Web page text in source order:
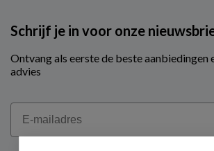
Schrijf je in voor onze
Ontvang als eerste de beste aanbiedingen
advies
Email